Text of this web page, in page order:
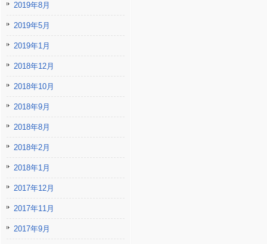
2019年8月
2019年5月
2019年1月
2018年12月
2018年10月
2018年9月
2018年8月
2018年2月
2018年1月
2017年12月
2017年11月
2017年9月